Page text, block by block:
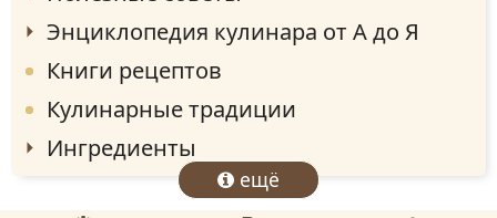
Энциклопедия кулинара от А до Я
Книги рецептов
Кулинарные традиции
Ингредиенты
ещё